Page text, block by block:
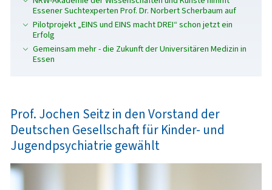
Essener Suchtexperten Prof. Dr. Norbert Scherbaum auf
Pilotprojekt „EINS und EINS macht DREI“ schon jetzt ein
Erfolg
Gemeinsam mehr - die Zukunft der Universitären Medizin in
Essen
Prof. Jochen Seitz in den Vorstand der
Deutschen Gesellschaft für Kinder- und
Jugendpsychiatrie gewählt